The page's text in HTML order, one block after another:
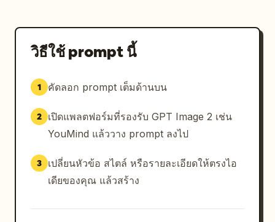
วิธีใช้ prompt นี้
1 คัดลอก prompt เต็มด้านบน
2
เปิดแพลตฟอร์มที่รองรับ GPT Image 2 เช่น
YouMind แล้ววาง prompt ลงไป
3
เปลี่ยนหัวข้อ สไตล์ หรือรายละเอียดให้ตรงไอ
เดียของคุณ แล้วสร้าง